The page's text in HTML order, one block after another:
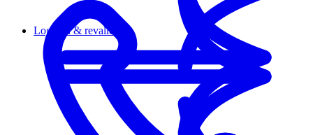
Logeren & revalideren